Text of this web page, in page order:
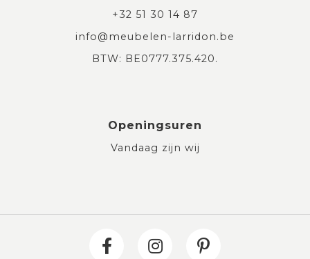
+32 51 30 14 87
info@meubelen-larridon.be
BTW: BE0777.375.420.
Openingsuren
Vandaag zijn wij